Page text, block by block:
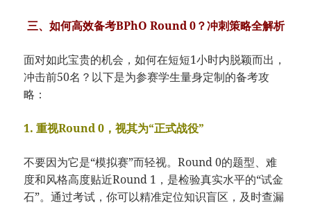
三、如何高效备考BPhO Round 0？冲刺策略全解析
面对如此宝贵的机会，如何在短短1小时内脱颖而出，
冲击前50名？以下是为参赛学生量身定制的备考攻
略：
1. 重视Round 0，视其为“正式战役”
不要因为它是“模拟赛”而轻视。Round 0的题型、难
度和风格高度贴近Round 1，是检验真实水平的“试金
石”。通过考试，你可以精准定位知识盲区，及时查漏